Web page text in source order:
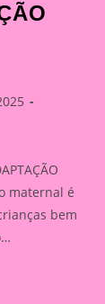
maternal é
bem